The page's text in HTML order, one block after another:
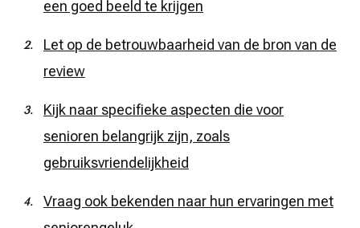
een goed beeld te krijgen
Let op de betrouwbaarheid van de bron van de
review
Kijk naar specifieke aspecten die voor
senioren belangrijk zijn, zoals
gebruiksvriendelijkheid
Vraag ook bekenden naar hun ervaringen met